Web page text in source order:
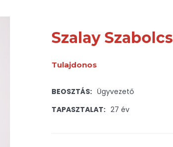
Szalay Szabolcs
Tulajdonos
BEOSZTÁS: Ügyvezető
TAPASZTALAT: 27 év